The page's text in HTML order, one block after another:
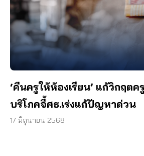
‘คืนครูให้ห้องเรียน’ แก้วิกฤต
บริโภคจี้ศธ.เร่งแก้ปัญหาด่วน
17 มิถุนายน 2568